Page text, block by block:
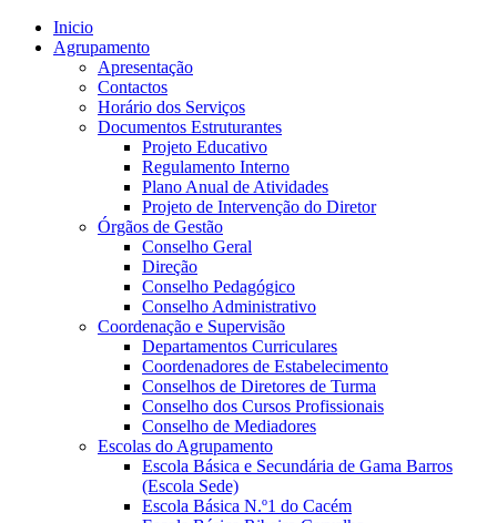
Inicio
Agrupamento
Apresentação
Contactos
Horário dos Serviços
Documentos Estruturantes
Projeto Educativo
Regulamento Interno
Plano Anual de Atividades
Projeto de Intervenção do Diretor
Órgãos de Gestão
Conselho Geral
Direção
Conselho Pedagógico
Conselho Administrativo
Coordenação e Supervisão
Departamentos Curriculares
Coordenadores de Estabelecimento
Conselhos de Diretores de Turma
Conselho dos Cursos Profissionais
Conselho de Mediadores
Escolas do Agrupamento
Escola Básica e Secundária de Gama Barros
(Escola Sede)
Escola Básica N.º1 do Cacém